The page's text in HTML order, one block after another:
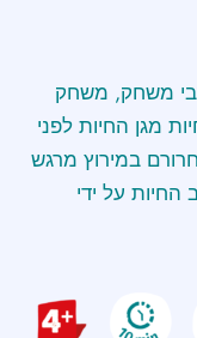
משחק, משחק
מגן החיות לפני
במירוץ מרגש
על ידי